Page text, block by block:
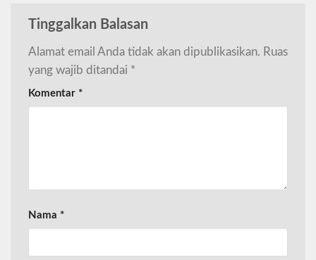
Tinggalkan Balasan
Alamat email Anda tidak akan dipublikasikan. Ruas
yang wajib ditandai *
Komentar *
Nama *